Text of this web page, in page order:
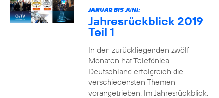
JANUAR BIS JUNI:
Jahresrückblick 2019
Teil 1
In den zurückliegenden zwölf
Monaten hat Telefónica
Deutschland erfolgreich die
verschiedensten Themen
vorangetrieben. Im Jahresrückblick,